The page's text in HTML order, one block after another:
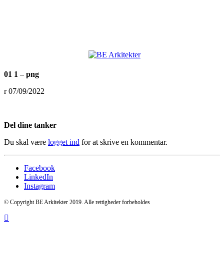
01 1 – png
07/09/2022
Del dine tanker
Du skal være logget ind for at skrive en kommentar.
Facebook
LinkedIn
Instagram
© Copyright BE Arkitekter 2019. Alle rettigheder forbeholdes